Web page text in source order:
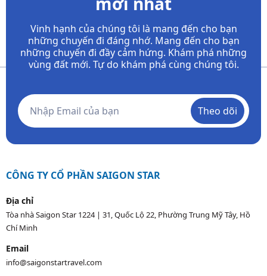
Vinh hạnh của chúng tôi là mang đến cho bạn
những chuyến đi đáng nhớ. Mang đến cho bạn
những chuyến đi đầy cảm hứng. Khám phá những
vùng đất mới. Tự do khám phá cùng chúng tôi.
Theo dõi
CÔNG TY CỔ PHẦN SAIGON STAR
Địa chỉ
Tòa nhà Saigon Star 1224 | 31, Quốc Lộ 22, Phường Trung Mỹ Tây, Hồ
Chí Minh
Email
info@saigonstartravel.com